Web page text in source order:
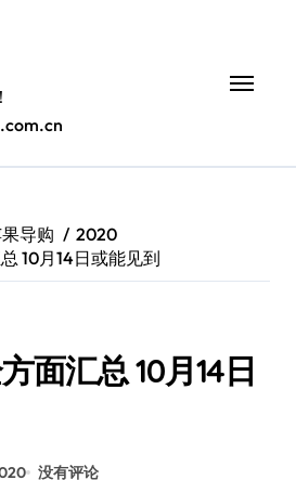
导购
2020
10月14日或能见到
面汇总 10月14日
没有评论